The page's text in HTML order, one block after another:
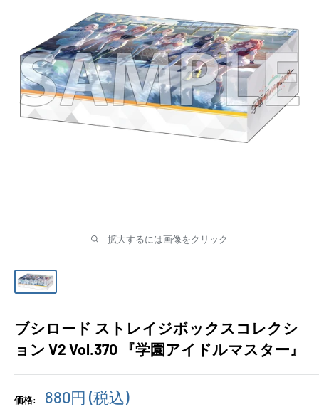
ン
ス
ト
ア
拡大するには画像をクリック
ブシロード ストレイジボックスコレクシ
ョン V2 Vol.370 『学園アイドルマスター』
価格:
販
880円 (税込)